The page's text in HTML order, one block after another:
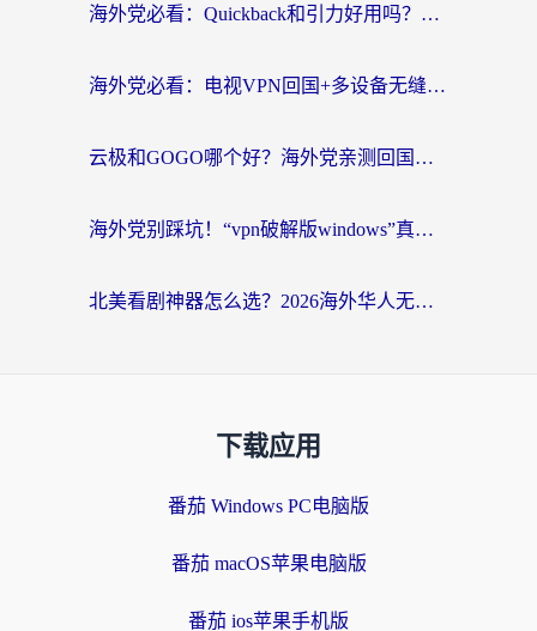
海外党必看：Quickback和引力好用吗？3分钟搞懂回国加速器怎么选
海外党必看：电视VPN回国+多设备无缝访问国内资源的实用指南
云极和GOGO哪个好？海外党亲测回国加速器选择指南（附iOS免费&Windows VPN实用技巧）
海外党别踩坑！“vpn破解版windows”真的能用？教你选对回国加速器无缝刷国内资源
北美看剧神器怎么选？2026海外华人无缝访问国内资源全攻略
下载应用
番茄 Windows PC电脑版
番茄 macOS苹果电脑版
番茄 ios苹果手机版